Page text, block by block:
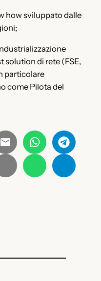
how sviluppato dalle
solution di rete (FSE,
particolare
come Pilota del